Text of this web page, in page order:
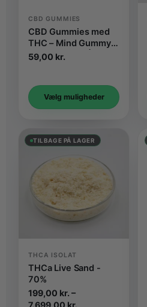
CBD GUMMIES
CBD Gummies med
THC – Mind Gummy
Jordbærsmag | 2stk
59,00 kr.
Vælg muligheder
TILBAGE PÅ LAGER
THCA ISOLAT
THCa Live Sand -
70%
199,00 kr. –